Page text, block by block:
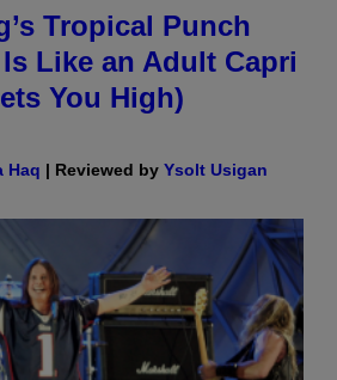
Tropical Punch
Like an Adult Capri
You High)
Haq | Reviewed by Ysolt Usigan